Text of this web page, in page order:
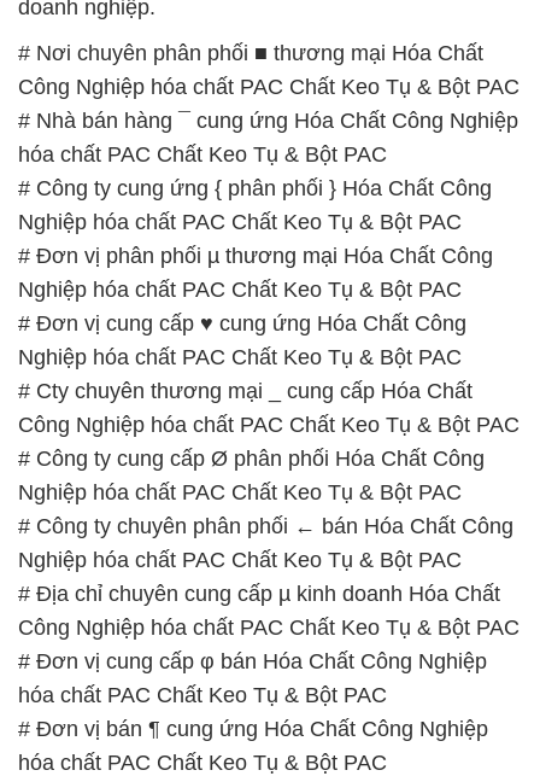
doanh nghiệp.
# Nơi chuyên phân phối ■ thương mại Hóa Chất
Công Nghiệp hóa chất PAC Chất Keo Tụ & Bột PAC
# Nhà bán hàng ¯ cung ứng Hóa Chất Công Nghiệp
hóa chất PAC Chất Keo Tụ & Bột PAC
# Công ty cung ứng { phân phối } Hóa Chất Công
Nghiệp hóa chất PAC Chất Keo Tụ & Bột PAC
# Đơn vị phân phối µ thương mại Hóa Chất Công
Nghiệp hóa chất PAC Chất Keo Tụ & Bột PAC
# Đơn vị cung cấp ♥ cung ứng Hóa Chất Công
Nghiệp hóa chất PAC Chất Keo Tụ & Bột PAC
# Cty chuyên thương mại _ cung cấp Hóa Chất
Công Nghiệp hóa chất PAC Chất Keo Tụ & Bột PAC
# Công ty cung cấp Ø phân phối Hóa Chất Công
Nghiệp hóa chất PAC Chất Keo Tụ & Bột PAC
# Công ty chuyên phân phối ← bán Hóa Chất Công
Nghiệp hóa chất PAC Chất Keo Tụ & Bột PAC
# Địa chỉ chuyên cung cấp µ kinh doanh Hóa Chất
Công Nghiệp hóa chất PAC Chất Keo Tụ & Bột PAC
# Đơn vị cung cấp φ bán Hóa Chất Công Nghiệp
hóa chất PAC Chất Keo Tụ & Bột PAC
# Đơn vị bán ¶ cung ứng Hóa Chất Công Nghiệp
hóa chất PAC Chất Keo Tụ & Bột PAC